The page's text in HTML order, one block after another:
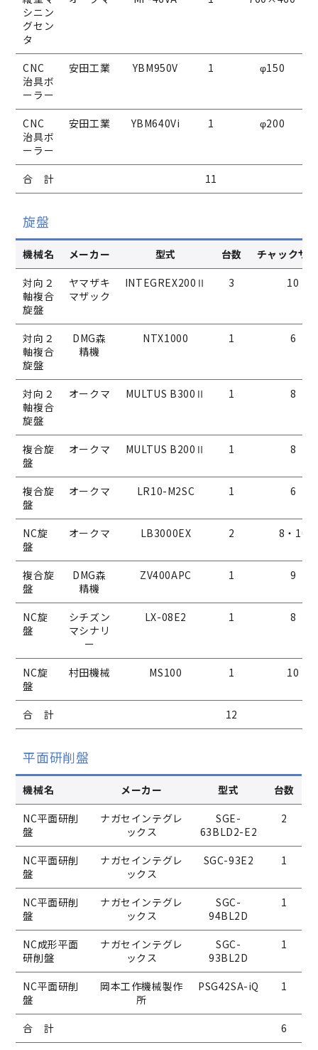
シニン
グセン
タ
CNC
治具ボ
ーラー
安田工業 YBM950V 1 φ150
CNC
治具ボ
ーラー
安田工業 YBM640Vi 1 φ200
合 計 11
旋盤
機械名 メーカー 型式 台数
チャックサ
対向２
軸複合
旋盤
ヤマザキ
マザック
INTEGREX200Ⅱ 3 10
対向２
軸複合
旋盤
DMG森
精機
NTX1000 1 6
対向２
軸複合
旋盤
オークマ MULTUS B300Ⅱ 1 8
複合旋
盤
オークマ MULTUS B200Ⅱ 1 8
複合旋
盤
オークマ LR10-M2SC 1 6
NC旋
盤
オークマ LB3000EX 2 8・10
複合旋
盤
DMG森
精機
ZV400APC 1 9
NC旋
盤
シチズン
マシナリ
ー
LX-08E2 1 8
NC旋
盤
村田機械 MS100 1 10
合 計 12
平面研削盤
機械名 メーカー 型式
台数
NC平面研削
盤
ナガセインテグレ
ックス
SGE-
63BLD2-E2
2
NC平面研削
盤
ナガセインテグレ
ックス
SGC-93E2 1
NC平面研削
盤
ナガセインテグレ
ックス
SGC-
94BL2D
1
NC成形平面
研削盤
ナガセインテグレ
ックス
SGC-
93BL2D
1
NC平面研削
盤
岡本工作機械製作
所
PSG42SA-iQ 1
合 計 6